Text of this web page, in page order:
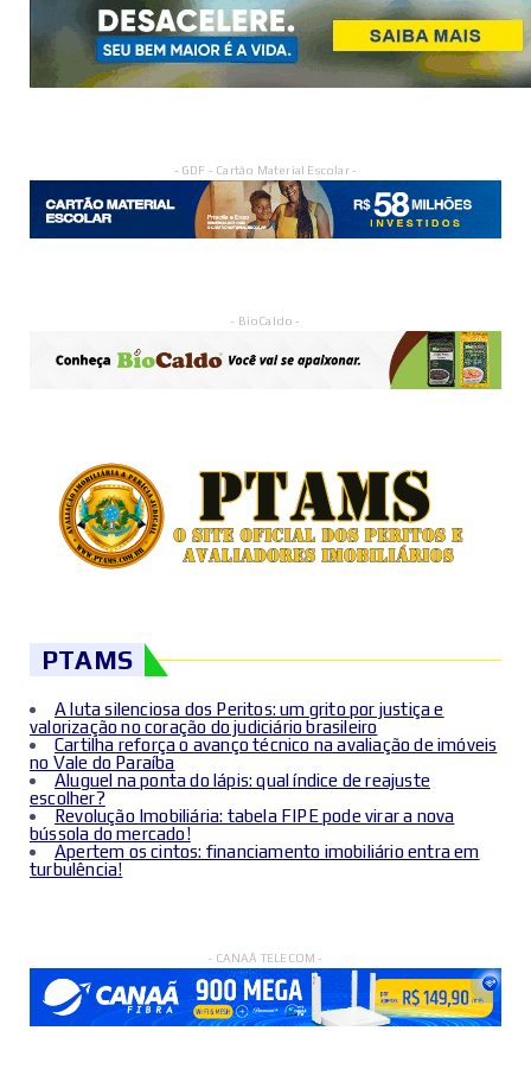
- GDF - Cartão Material Escolar -
- BioCaldo -
PTAMS
A luta silenciosa dos Peritos: um grito por justiça e
valorização no coração do judiciário brasileiro
Cartilha reforça o avanço técnico na avaliação de imóveis
no Vale do Paraíba
Aluguel na ponta do lápis: qual índice de reajuste
escolher?
Revolução Imobiliária: tabela FIPE pode virar a nova
bússola do mercado!
Apertem os cintos: financiamento imobiliário entra em
turbulência!
- CANAÃ TELECOM -